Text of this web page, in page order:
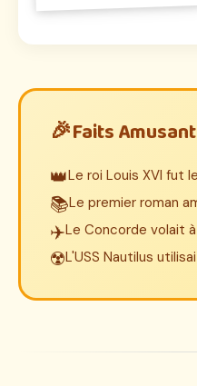
Faits
👑Le roi Louis XVI fut
📚Le premier roman
✈️Le Concorde volait
☢️L'USS Nautilus